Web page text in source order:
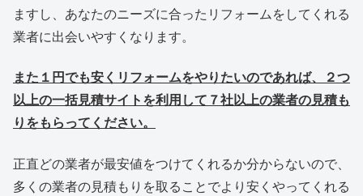
ますし、あなたのニーズに合ったリフォームをしてくれる
業者に出会いやすくなります。
また１円でも安くリフォームをやりたいのであれば、２つ
以上の一括見積サイトを利用して７社以上の業者の見積も
りをもらってください。
正直どの業者が最安値をつけてくれるか分からないので、
多くの業者の見積もりを取ることでより安くやってくれる